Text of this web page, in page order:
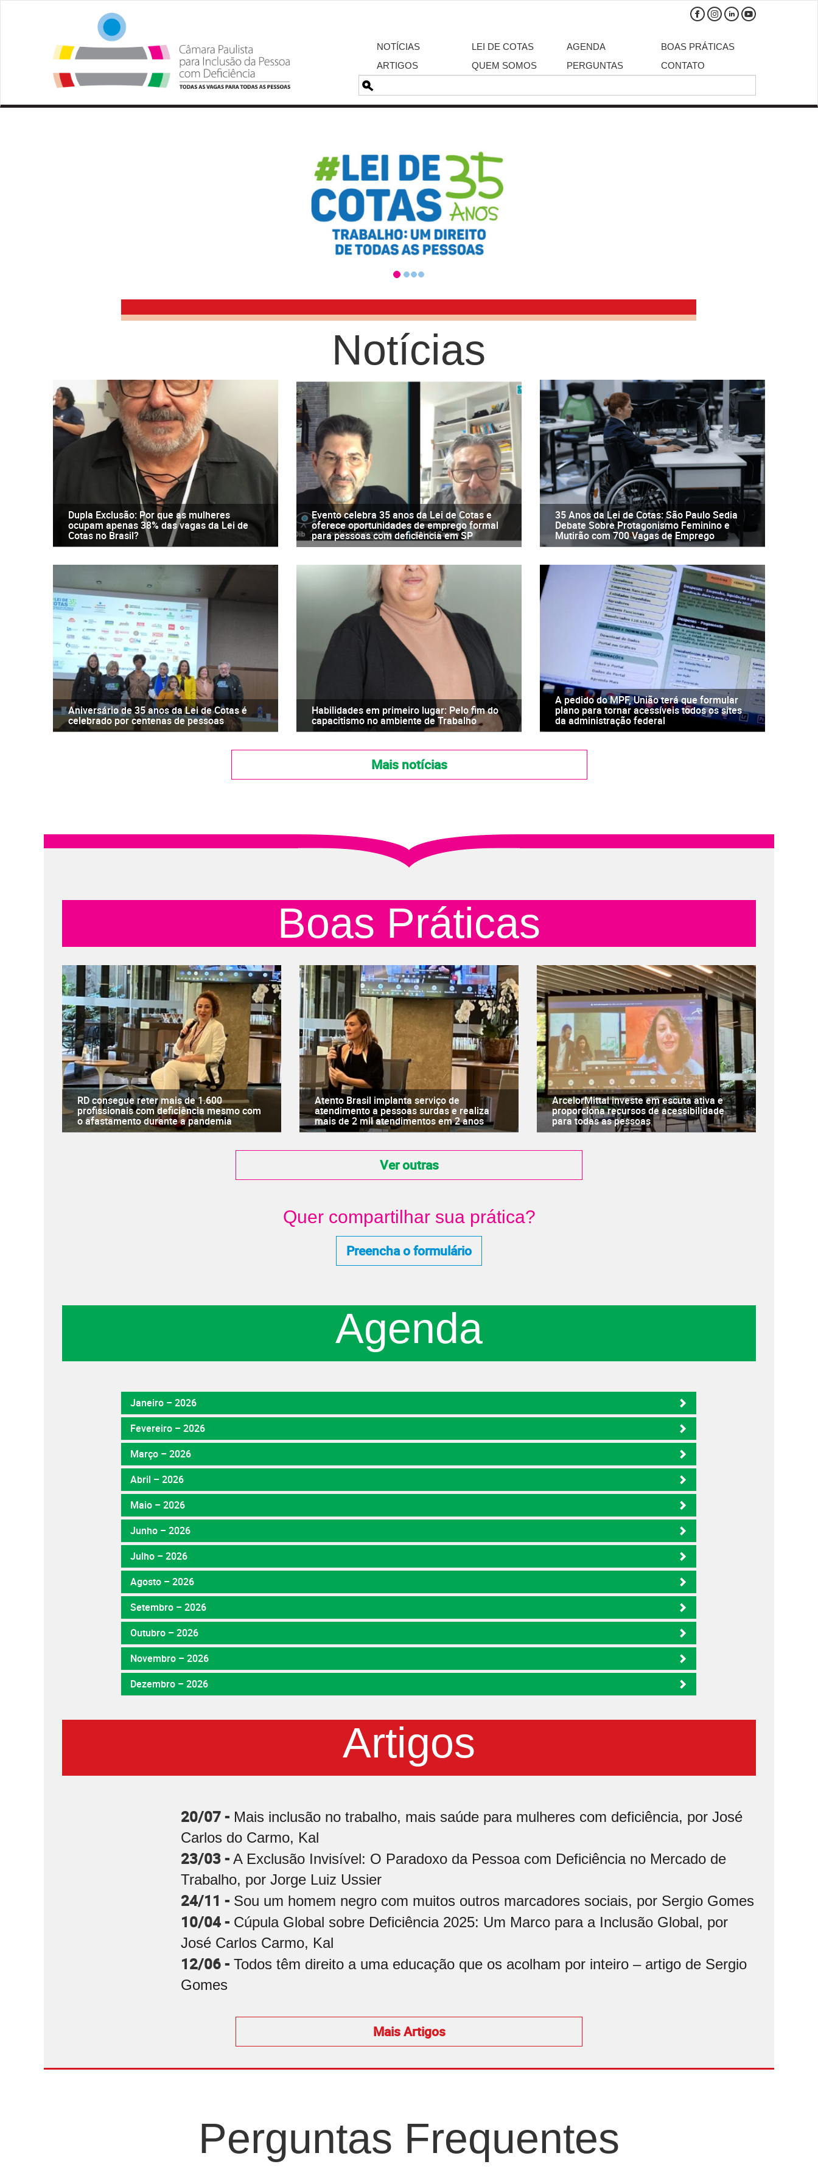
NOTÍCIAS LEI DE COTAS AGENDA
BOAS PRÁTICAS
ARTIGOS
QUEM SOMOS PERGUNTAS CONTATO
Pesquisa
Notícias
Dupla Exclusão: Por que as mulheres
ocupam apenas 38% das vagas da Lei de
Cotas no Brasil?
Evento celebra 35 anos da Lei de Cotas e
oferece oportunidades de emprego formal
para pessoas com deficiência em SP
35 Anos da Lei de Cotas: São Paulo Sedia
Debate Sobre Protagonismo Feminino e
Mutirão com 700 Vagas de Emprego
Aniversário de 35 anos da Lei de Cotas é
celebrado por centenas de pessoas
Habilidades em primeiro lugar: Pelo fim do
capacitismo no ambiente de Trabalho
A pedido do MPF, União terá que formular
plano para tornar acessíveis todos os sites
da administração federal
Mais notícias
Boas Práticas
RD consegue reter mais de 1.600
profissionais com deficiência mesmo com
o afastamento durante a pandemia
Atento Brasil implanta serviço de
atendimento a pessoas surdas e realiza
mais de 2 mil atendimentos em 2 anos
ArcelorMittal investe em escuta ativa e
proporciona recursos de acessibilidade
para todas as pessoas
Ver outras
Quer compartilhar sua prática?
Preencha o formulário
Agenda
Janeiro – 2026
Fevereiro – 2026
Março – 2026
Abril – 2026
Maio – 2026
Junho – 2026
Julho – 2026
Agosto – 2026
Setembro – 2026
Outubro – 2026
Novembro – 2026
Dezembro – 2026
Artigos
20/07 - Mais inclusão no trabalho, mais saúde para mulheres com deficiência, por José
Carlos do Carmo, Kal
23/03 - A Exclusão Invisível: O Paradoxo da Pessoa com Deficiência no Mercado de
Trabalho, por Jorge Luiz Ussier
24/11 - Sou um homem negro com muitos outros marcadores sociais, por Sergio Gomes
10/04 - Cúpula Global sobre Deficiência 2025: Um Marco para a Inclusão Global, por
José Carlos Carmo, Kal
12/06 - Todos têm direito a uma educação que os acolham por inteiro – artigo de Sergio
Gomes
Mais Artigos
Perguntas Frequentes